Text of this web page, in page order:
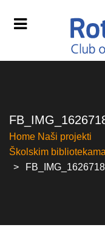
Home Naši projekti
Školskim